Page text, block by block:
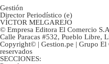
Gestión
Director Periodístico (e)
VÍCTOR MELGAREJO
© Empresa Editora El Comercio
Calle Paracas #532, Pueblo Libre,
Copyright© | Gestion.pe | Grupo El
reservados
SECCIONES: